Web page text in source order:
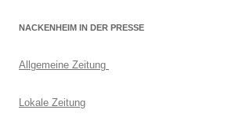
NACKENHEIM IN DER PRESSE
Allgemeine Zeitung
Lokale Zeitung